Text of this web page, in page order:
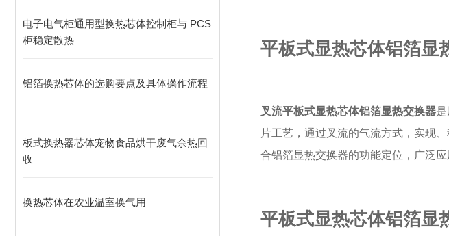
电子电气柜通用型换热芯体控制柜与 PCS
柜稳定散热
铝箔换热芯体的选购要点及具体操作流程
板式换热器芯体宠物食品烘干废气余热回
收
换热芯体在农业温室换气用
平板式显热芯体铝箔显
叉流平板式显热芯体铝箔显热交换器
片工艺，通过叉流的气流方式，实现
合铝箔显热交换器的功能定位，广泛应
平板式显热芯体铝箔显